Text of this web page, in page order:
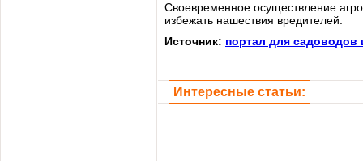
Своевременное осуществление
избежать нашествия вредителей.
Источник: портал для садоводов
Интересные статьи: